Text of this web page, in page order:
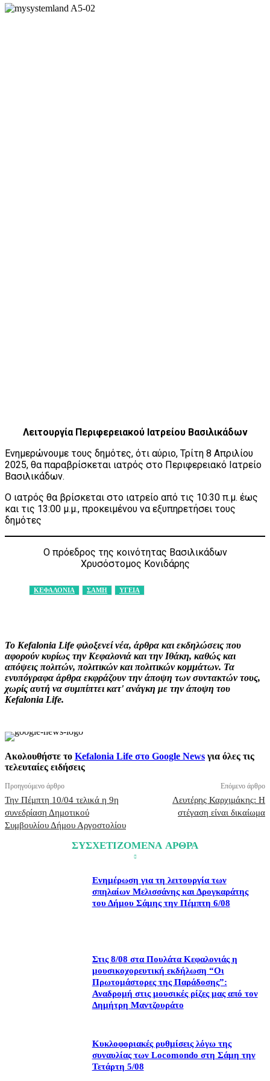
Λειτουργία Περιφερειακού Ιατρείου Βασιλικάδων
Ενημερώνουμε τους δημότες, ότι αύριο, Τρίτη 8 Απριλίου
2025, θα παραβρίσκεται ιατρός στο Περιφερειακό Ιατρείο
Βασιλικάδων.
Ο ιατρός θα βρίσκεται στο ιατρείο από τις 10:30 π.μ. έως
και τις 13:00 μ.μ., προκειμένου να εξυπηρετήσει τους
δημότες
Ο πρόεδρος της κοινότητας Βασιλικάδων
Χρυσόστομος Κονιδάρης
ΚΕΦΑΛΟΝΙΑ ΣΑΜΗ ΥΓΕΙΑ
Το Kefalonia Life φιλοξενεί νέα, άρθρα και εκδηλώσεις που
αφορούν κυρίως την Κεφαλονιά και την Ιθάκη, καθώς και
απόψεις πολιτών, πολιτικών και πολιτικών κομμάτων. Τα
ενυπόγραφα άρθρα εκφράζουν την άποψη των συντακτών τους,
χωρίς αυτή να συμπίπτει κατ' ανάγκη με την άποψη του
Kefalonia Life.
Ακολουθήστε το Kefalonia Life στο Google News για όλες τις
τελευταίες ειδήσεις
Προηγούμενο άρθρο
Την Πέμπτη 10/04 τελικά η 9η
συνεδρίαση Δημοτικού
Συμβουλίου Δήμου Αργοστολίου
Επόμενο άρθρο
Λευτέρης Καρχιμάκης: Η
στέγαση είναι δικαίωμα
ΣΥΣΧΕΤΙΖΟΜΕΝΑ ΑΡΘΡΑ
Ενημέρωση για τη λειτουργία των
σπηλαίων Μελισσάνης και Δρογκαράτης
του Δήμου Σάμης την Πέμπτη 6/08
Στις 8/08 στα Πουλάτα Κεφαλονιάς η
μουσικοχορευτική εκδήλωση “Οι
Πρωτομάστορες της Παράδοσης”:
Αναδρομή στις μουσικές ρίζες μας από τον
Δημήτρη Μαντζουράτο
Κυκλοφοριακές ρυθμίσεις λόγω της
συναυλίας των Locomondo στη Σάμη την
Τετάρτη 5/08